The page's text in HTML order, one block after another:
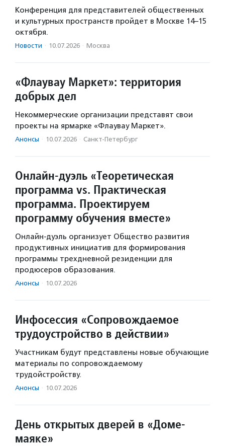
Конференция для представителей общественных
и культурных пространств пройдет в Москве 14–15
октября.
Новости · 10.07.2026 · Москва
«Флаувау Маркет»: территория
добрых дел
Некоммерческие организации представят свои
проекты на ярмарке «Флаувау Маркет».
Анонсы · 10.07.2026 · Санкт-Петербург
Онлайн-дуэль «Теоретическая
программа vs. Практическая
программа. Проектируем
программу обучения вместе»
Онлайн-дуэль организует Общество развития
продуктивных инициатив для формирования
программы трехдневной резиденции для
продюсеров образования.
Анонсы · 10.07.2026
Инфосессия «Сопровождаемое
трудоустройство в действии»
Участникам будут представлены новые обучающие
материалы по сопровождаемому
трудойстройству.
Анонсы · 10.07.2026
День открытых дверей в «Доме-
маяке»